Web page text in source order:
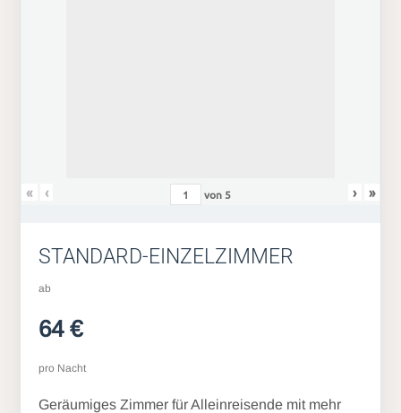
« ‹ von 5 › »
STANDARD-EINZELZIMMER
ab
64 €
pro Nacht
Geräumiges Zimmer für Alleinreisende mit mehr